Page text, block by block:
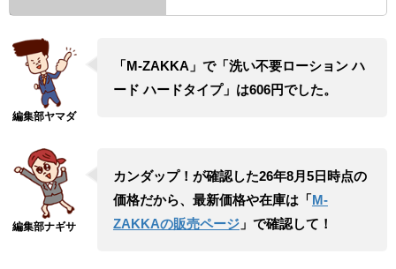
「M-ZAKKA」で「洗い不要ローション ハ
ード ハードタイプ」は606円でした。
カンダップ！が確認した26年8月5日時点の
価格だから、最新価格や在庫は「M-
ZAKKAの販売ページ」で確認して！